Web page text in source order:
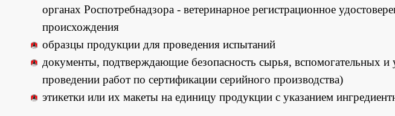
органах Роспотребнадзора - ветеринарное регистрационное
происхождения
образцы продукции для проведения испытаний
документы, подтверждающие безопасность сырья, вспомогательных и
проведении работ по сертификации серийного производства)
этикетки или их макеты на единицу продукции с указанием